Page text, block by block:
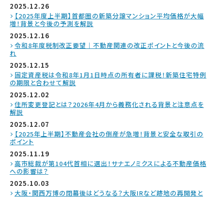
2025.12.26
【2025年度上半期】首都圏の新築分譲マンション平均価格が大幅
増！背景と今後の予測を解説
2025.12.16
令和8年度税制改正要望｜不動産関連の改正ポイントと今後の流
れ
2025.12.15
固定資産税は令和8年1月1日時点の所有者に課税！新築住宅特例
の期限と合わせて解説
2025.12.02
住所変更登記とは？2026年4月から義務化される背景と注意点を
解説
2025.12.07
【2025年上半期】不動産会社の倒産が急増！背景と安全な取引の
ポイント
2025.11.19
高市総裁が第104代首相に選出！サナエノミクスによる不動産価格
への影響は？
2025.10.03
大阪・関西万博の閉幕後はどうなる？大阪IRなど跡地の再開発と